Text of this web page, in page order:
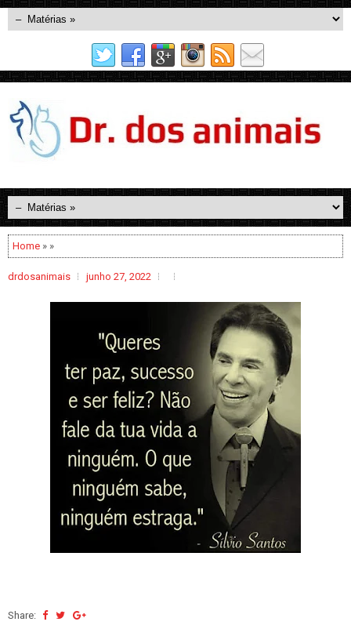
Home » »
drdosanimais junho 27, 2022
Share: